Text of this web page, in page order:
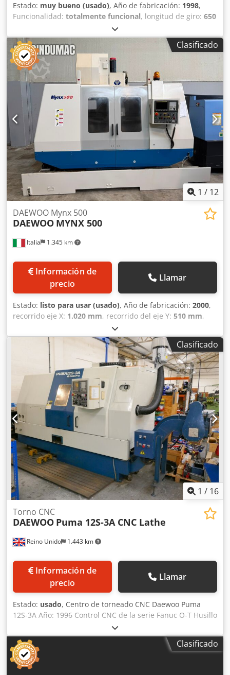
Estado: muy bueno (usado), Año de fabricación: 1998,
Funcionalidad: totalmente funcional, longitud de giro: 650
355 mm
(máx.):3.500 rpm, nariz del husillo:A2-8, Equipamiento:
documentación / manual
, Máquina con contrapunto. CNC
FANUC 21T Año 1998 Capacidad: Diámetro de torneado:
355 mm Longitud de torneado: 650 mm Husillo: Cono del
husillo: A2-8 ASA Velocidad del husillo: 3500 rpm Dsdpfx
Aqozp Hh Djgjck Potencia del motor: 18,5 Kw Torreta:
Posiciones de herramientas: 10 Contrapunto: Cono: 5 CM
Clasificado
1 / 12
Italia 1.345 km
DAEWOO Mynx 500
DAEWOO MYNX 500
Información de
precio
Llamar
Estado: listo para usar (usado), Año de fabricación: 2000,
recorrido eje X: 1.020 mm, recorrido del eje Y: 510 mm,
, fabricante de controles:
FANUC, modelo de controlador:21-M, peso total:7.500 kg,
velocidad del cabezal (máx.):10.000 rpm, potencia del
motor del husillo: 11.000 W, número de ranuras del
almacén de herramientas:24 , número de ejes:3, Esta
máquina DAEWOO MYNX 500 de 3 ejes se fabricó en el año
2000. Cuenta con una carrera del eje X de 1.020 mm, una
carrera del eje Y de 510 mm y una carrera del eje Z de 575
mm. La máquina cuenta con una mesa de 1.200 x 500 mm
y una velocidad de husillo de 10.000 rpm. Si busca
capacidades de mecanizado de alta calidad, considere el
centro de mecanizado vertical DAEWOO MYNX 500 que
tenemos a la venta. Póngase en contacto con nosotros para
obtener más detalles. • Dimensiones de la mesa: 1.200 x
500 mm Equipamiento adicional • Transportador de virutas
Technical Specification Taper Size ISO 40 Dcsdpfx
Aqszmgiiogek
Clasificado
1 / 16
Reino Unido 1.443 km
Torno CNC
DAEWOO Puma 12S-3A CNC Lathe
Información de
precio
Llamar
Estado: usado, Centro de torneado CNC Daewoo Puma
12S-3A Año: 1996 Control CNC de la serie Fanuc O-T Husillo
con eje C Herramientas accionadas Torreta servo de 12
posiciones Portaherramientas hidráulico Diámetro máximo
de torneado sobre el carro: 570 mm Diámetro máximo de
torneado: 430 mm Longitud máxima de torneado: 770 mm
Número de serie: 3P100044 Capacidad de barra: 90 mm
Clasificado